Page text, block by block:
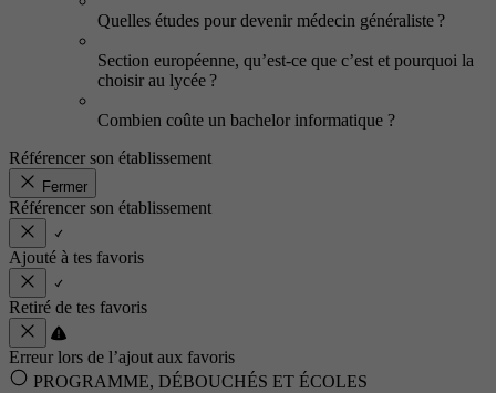
Quelles études pour devenir médecin généraliste ?
Section européenne, qu’est-ce que c’est et pourquoi la
choisir au lycée ?
Combien coûte un bachelor informatique ?
Référencer son établissement
Fermer
Référencer son établissement
Ajouté à tes favoris
Retiré de tes favoris
Erreur lors de l’ajout aux favoris
PROGRAMME, DÉBOUCHÉS ET ÉCOLES